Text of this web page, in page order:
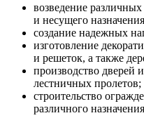
возведение
и несущего
создание надежных
изготовление
и решеток, а также
производство дверей
лестничных пролетов;
строительство
различного